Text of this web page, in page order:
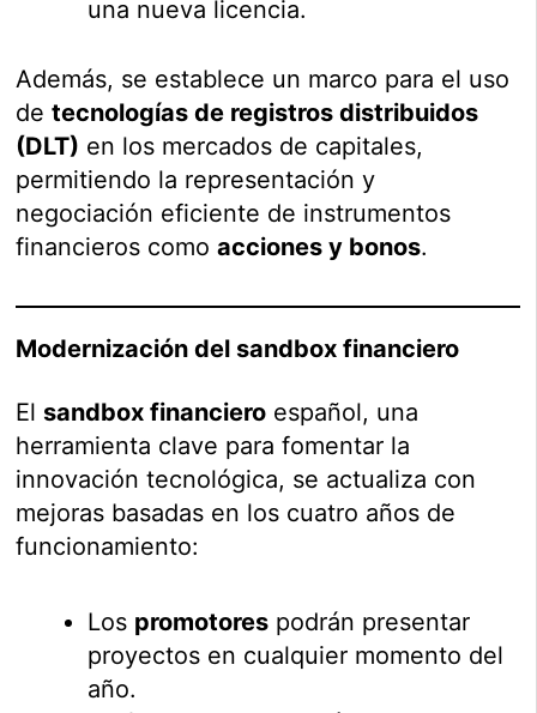
una nueva licencia.
Además, se establece un marco para el uso
detecnologías de registros distribuidos
(DLT) en los mercados de capitales,
permitiendo la representación y
negociación eficiente de instrumentos
financieros comoacciones y bonos.
Modernización del sandbox financiero
El sandbox financiero español, una
herramienta clave para fomentar la
innovación tecnológica, se actualiza con
mejoras basadas en los cuatro años de
funcionamiento:
Los promotores podrán presentar
proyectos en cualquier momento del
año.